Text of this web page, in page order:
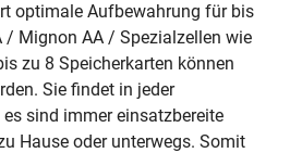
optimale Aufbewahrung für bis
/ Mignon AA / Spezialzellen wie
zu 8 Speicherkarten können
Sie findet in jeder
sind immer einsatzbereite
Hause oder unterwegs. Somit